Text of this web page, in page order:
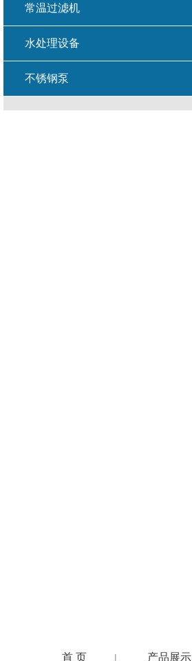
常温过滤机
水处理设备
不锈钢泵
首 页 | 产品展示